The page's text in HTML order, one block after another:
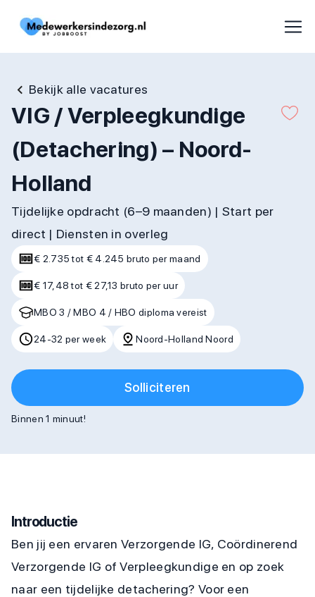
Bekijk alle vacatures
VIG / Verpleegkundige
(Detachering) – Noord-
Holland
Tijdelijke opdracht (6–9 maanden) | Start per
direct | Diensten in overleg
€ 2.735 tot € 4.245 bruto per maand
€ 17,48 tot € 27,13 bruto per uur
MBO 3 / MBO 4 / HBO diploma vereist
24-32 per week Noord-Holland Noord
Solliciteren
Binnen 1 minuut!
Introductie
Ben jij een ervaren Verzorgende IG, Coördinerend
Verzorgende IG of Verpleegkundige en op zoek
naar een tijdelijke detachering? Voor een